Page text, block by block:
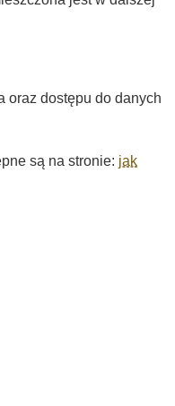
oraz dostępu do danych
są na stronie: jak